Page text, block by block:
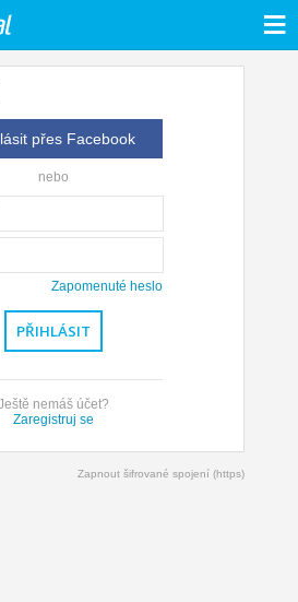
≡
přes Facebook
nebo
Zapomenuté heslo
nemáš účet?
Zaregistruj se
Zapnout šifrované spojení (https)